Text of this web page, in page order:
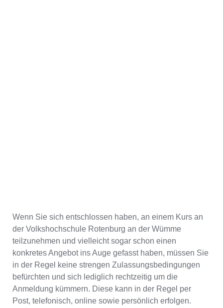
Wenn Sie sich entschlossen haben, an einem Kurs an
der Volkshochschule Rotenburg an der Wümme
teilzunehmen und vielleicht sogar schon einen
konkretes Angebot ins Auge gefasst haben, müssen Sie
in der Regel keine strengen Zulassungsbedingungen
befürchten und sich lediglich rechtzeitig um die
Anmeldung kümmern. Diese kann in der Regel per
Post, telefonisch, online sowie persönlich erfolgen.